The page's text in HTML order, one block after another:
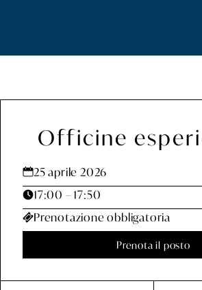
Officine
25 aprile 2026
17:00 –17:50
Prenotazione obbligatoria
Prenota il posto
Prenota il posto